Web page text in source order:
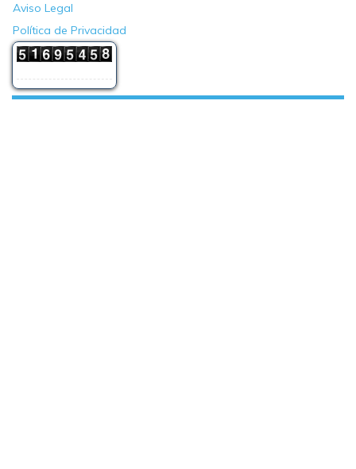
Aviso Legal
Política de Privacidad